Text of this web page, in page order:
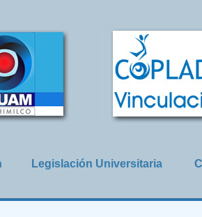
Legislación Universitaria